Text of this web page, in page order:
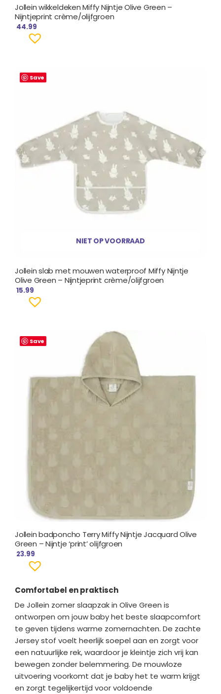
Jollein wikkeldeken Miffy Nijntje Olive Green –
Nijntjeprint crème/olijfgroen
44.99
Save
NIET OP VOORRAAD
Jollein slab met mouwen waterproof Miffy Nijntje
Olive Green – Nijntjeprint crème/olijfgroen
15.99
Save
Jollein badponcho Terry Miffy Nijntje Jacquard Olive
Green – Nijntje ‘print’ olijfgroen
23.99
Comfortabel en praktisch
De Jollein zomer slaapzak in Olive Green is
ontworpen om jouw baby het beste slaapcomfort
te geven tijdens warme zomernachten. De zachte
Jersey stof voelt heerlijk soepel aan en zorgt voor
een natuurlijke rek, waardoor je kleintje zich vrij kan
bewegen zonder belemmering. De mouwloze
uitvoering voorkomt dat je baby het te warm krijgt
en zorgt tegelijkertijd voor voldoende